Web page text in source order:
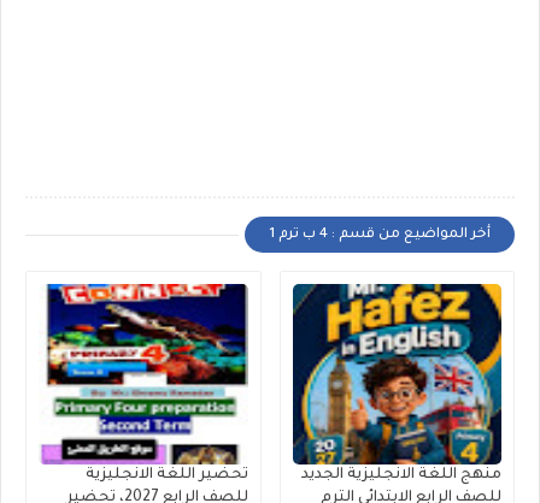
أخر المواضيع من قسم : 4 ب ترم 1
منهج اللغة الانجليزية الجديد
للصف الرابع الابتدائى الترم
تحضير اللغة الانجليزية
للصف الرابع 2027، تحضير